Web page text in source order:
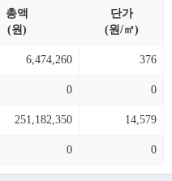
총액
(원)
단가
(원/㎡)
6,474,260 376
0 0
251,182,350 14,579
0 0